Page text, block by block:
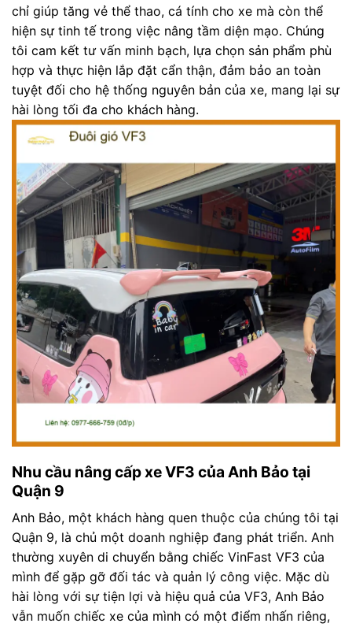
chỉ giúp tăng vẻ thể thao, cá tính cho xe mà còn thể
hiện sự tinh tế trong việc nâng tầm diện mạo. Chúng
tôi cam kết tư vấn minh bạch, lựa chọn sản phẩm phù
hợp và thực hiện lắp đặt cẩn thận, đảm bảo an toàn
tuyệt đối cho hệ thống nguyên bản của xe, mang lại sự
hài lòng tối đa cho khách hàng.
Nhu cầu nâng cấp xe VF3 của Anh Bảo tại
Quận 9
Anh Bảo, một khách hàng quen thuộc của chúng tôi tại
Quận 9, là chủ một doanh nghiệp đang phát triển. Anh
thường xuyên di chuyển bằng chiếc VinFast VF3 của
mình để gặp gỡ đối tác và quản lý công việc. Mặc dù
hài lòng với sự tiện lợi và hiệu quả của VF3, Anh Bảo
vẫn muốn chiếc xe của mình có một điểm nhấn riêng,